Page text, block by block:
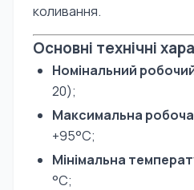
коливання.
Основні технічні
Номінальний
20);
Максимальна
+95°С;
Мінімальна
°С;